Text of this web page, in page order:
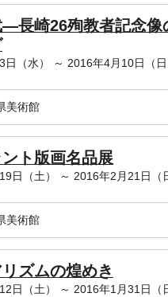
長崎26殉教者記念像
日（水） ～ 2016年4月10日（日
美術館
ト版画名品展
日（土） ～ 2016年2月21日（
美術館
ズムの煌めき
日（土） ～ 2016年1月31日（